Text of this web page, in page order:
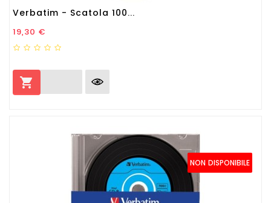
Verbatim - Scatola 100...
Prezzo
19,30 €

NON DISPONIBILE